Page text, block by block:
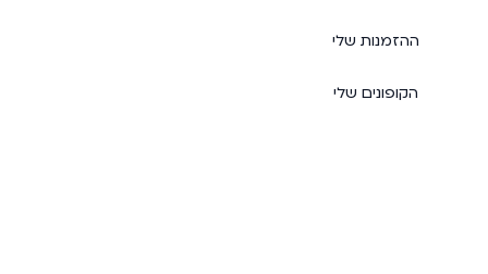
ההזמנות שלי
הקופונים שלי